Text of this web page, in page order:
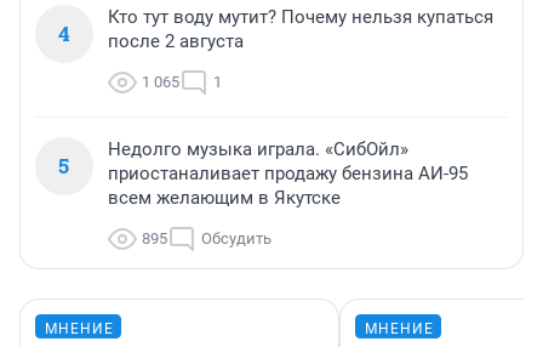
4
Кто тут воду мутит? Почему нельзя купаться
после 2 августа
1 065 1
5
Недолго музыка играла. «СибОйл»
приостаналивает продажу бензина АИ-95
всем желающим в Якутске
895 Обсудить
МНЕНИЕ МНЕНИЕ